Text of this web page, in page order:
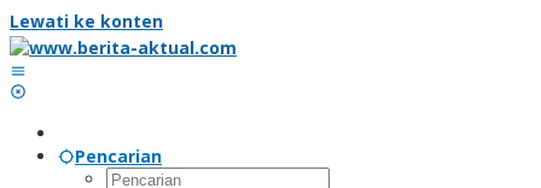
Lewati ke konten
Pencarian